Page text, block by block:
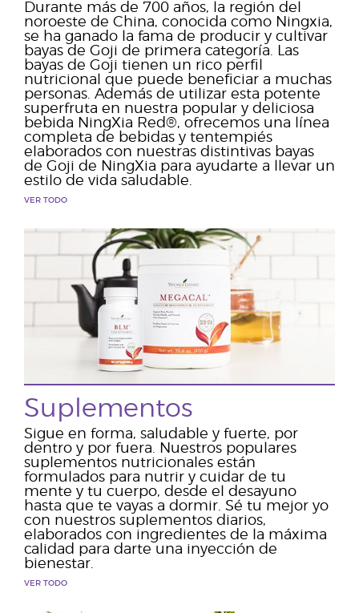
Durante más de 700 años, la región del
noroeste de China, conocida como Ningxia,
se ha ganado la fama de producir y cultivar
bayas de Goji de primera categoría. Las
bayas de Goji tienen un rico perfil
nutricional que puede beneficiar a muchas
personas. Además de utilizar esta potente
superfruta en nuestra popular y deliciosa
bebida NingXia Red®, ofrecemos una línea
completa de bebidas y tentempiés
elaborados con nuestras distintivas bayas
de Goji de NingXia para ayudarte a llevar un
estilo de vida saludable.
VER TODO
Suplementos
Sigue en forma, saludable y fuerte, por
dentro y por fuera. Nuestros populares
suplementos nutricionales están
formulados para nutrir y cuidar de tu
mente y tu cuerpo, desde el desayuno
hasta que te vayas a dormir. Sé tu mejor yo
con nuestros suplementos diarios,
elaborados con ingredientes de la máxima
calidad para darte una inyección de
bienestar.
VER TODO